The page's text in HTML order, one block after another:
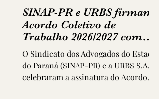
SINAP-PR e URBS firmam
Acordo Coletivo de
Trabalho 2026/2027 com
importantes conquistas
para os advogados da
empresa
O Sindicato dos Advogados do Estado
do Paraná (SINAP-PR) e a URBS S.A.
celebraram a assinatura do Acordo